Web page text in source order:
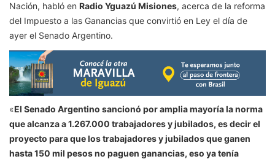
Nación, habló en Radio Yguazú Misiones, acerca de la reforma
del Impuesto a las Ganancias que convirtió en Ley el día de
ayer el Senado Argentino.
«El Senado Argentino sancionó por amplia mayoría la norma
que alcanza a 1.267.000 trabajadores y jubilados, es decir el
proyecto para que los trabajadores y jubilados que ganen
hasta 150 mil pesos no paguen ganancias, eso ya tenía